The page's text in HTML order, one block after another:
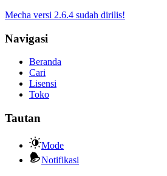
Mecha versi 2.6.4 sudah dirilis!
Navigasi
Beranda
Cari
Lisensi
Toko
Tautan
Mode
Notifikasi